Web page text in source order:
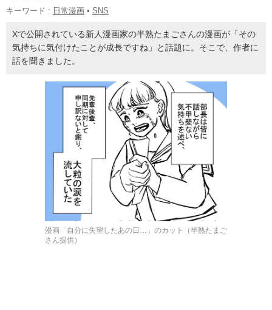
キーワード : 日常漫画 • SNS
Xで公開されている新人漫画家の半熟たまごさんの漫画が「その
気持ちに気付けたことが成長ですね」と話題に。そこで、作者に
話を聞きました。
漫画「自分に失望したあの日…」のカット（半熟たまご
さん提供）